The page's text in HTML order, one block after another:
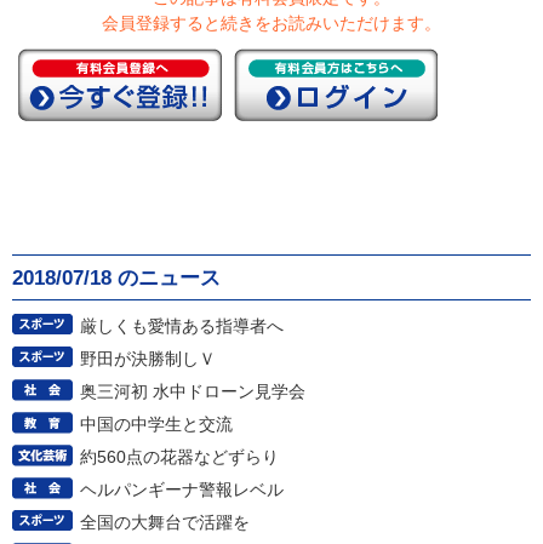
会員登録すると続きをお読みいただけます。
2018/07/18 のニュース
厳しくも愛情ある指導者へ
野田が決勝制しＶ
奥三河初 水中ドローン見学会
中国の中学生と交流
約560点の花器などずらり
ヘルパンギーナ警報レベル
全国の大舞台で活躍を